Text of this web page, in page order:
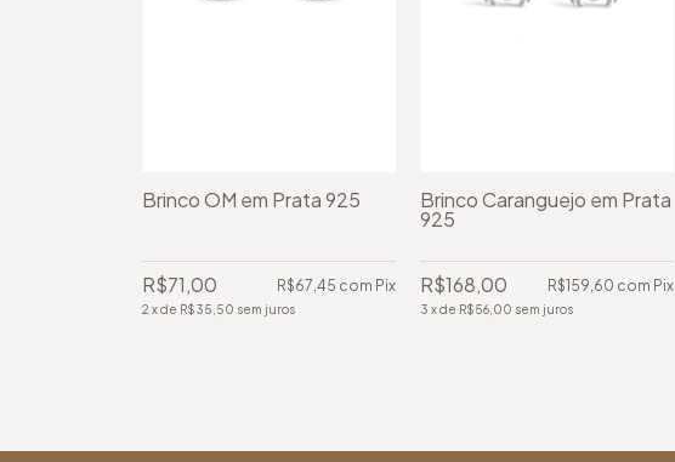
Brinco OM em Prata 925
R$71,00 R$67,45 com Pix
2 xde R$35,50 sem juros
Brinco Caranguejo em Prata
925
R$168,00 R$159,60 com Pix
3 xde R$56,00 sem juros